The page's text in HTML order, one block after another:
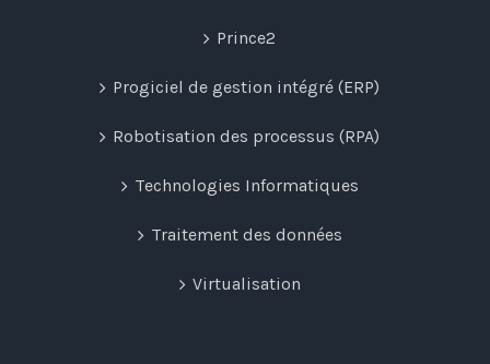
Prince2
Progiciel de gestion intégré (ERP)
Robotisation des processus (RPA)
Technologies Informatiques
Traitement des données
Virtualisation